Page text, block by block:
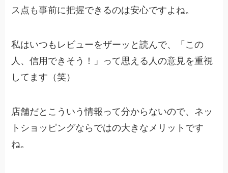
ス点も事前に把握できるのは安心ですよね。
私はいつもレビューをザーッと読んで、「この
人、信用できそう！」って思える人の意見を重視
してます（笑）
店舗だとこういう情報って分からないので、ネッ
トショッピングならではの大きなメリットです
ね。